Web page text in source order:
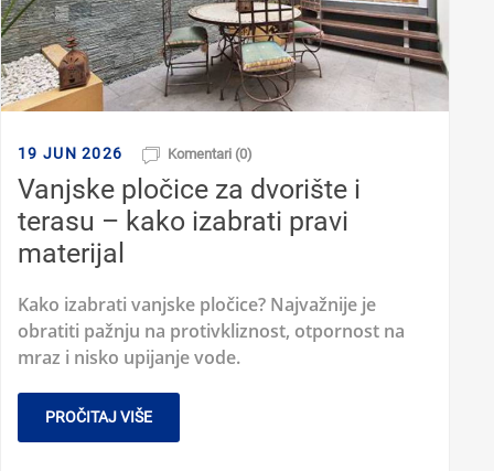
19 JUN 2026 Komentari (0)
Vanjske pločice za dvorište i
terasu – kako izabrati pravi
materijal
Kako izabrati vanjske pločice? Najvažnije je
obratiti pažnju na protivkliznost, otpornost na
mraz i nisko upijanje vode.
PROČITAJ VIŠE